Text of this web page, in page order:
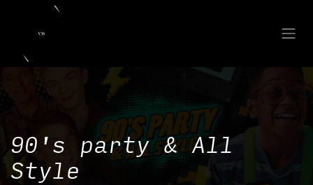
Se rendre au contenu
90's party & All
Style